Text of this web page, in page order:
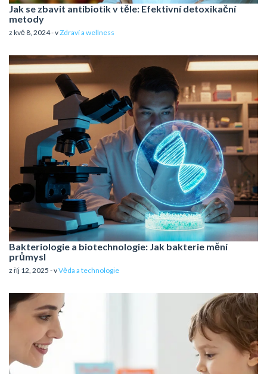
Jak se zbavit antibiotik v těle: Efektivní detoxikační
metody
z kvě 8, 2024 - vZdraví a wellness
Bakteriologie a biotechnologie: Jak bakterie mění
průmysl
z říj 12, 2025 - vVěda a technologie